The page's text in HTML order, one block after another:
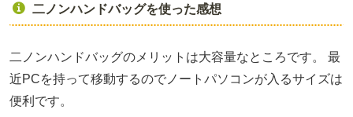
二ノンハンドバッグを使った感想
二ノンハンドバッグのメリットは大容量なところです。
最
近PCを持って移動するのでノートパソコンが入るサイズは
便利です。